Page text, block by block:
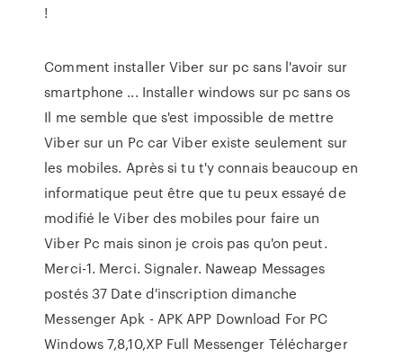
!
Comment installer Viber sur pc sans l'avoir sur
smartphone ... Installer windows sur pc sans os
Il me semble que s'est impossible de mettre
Viber sur un Pc car Viber existe seulement sur
les mobiles. Après si tu t'y connais beaucoup en
informatique peut être que tu peux essayé de
modifié le Viber des mobiles pour faire un
Viber Pc mais sinon je crois pas qu'on peut.
Merci-1. Merci. Signaler. Naweap Messages
postés 37 Date d'inscription dimanche
Messenger Apk - APK APP Download For PC
Windows 7,8,10,XP Full Messenger Télécharger